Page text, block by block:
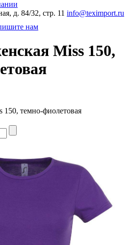
д. 84/32, стр. 11 info@teximport.ru
нам
Miss 150,
150, темно-фиолетовая